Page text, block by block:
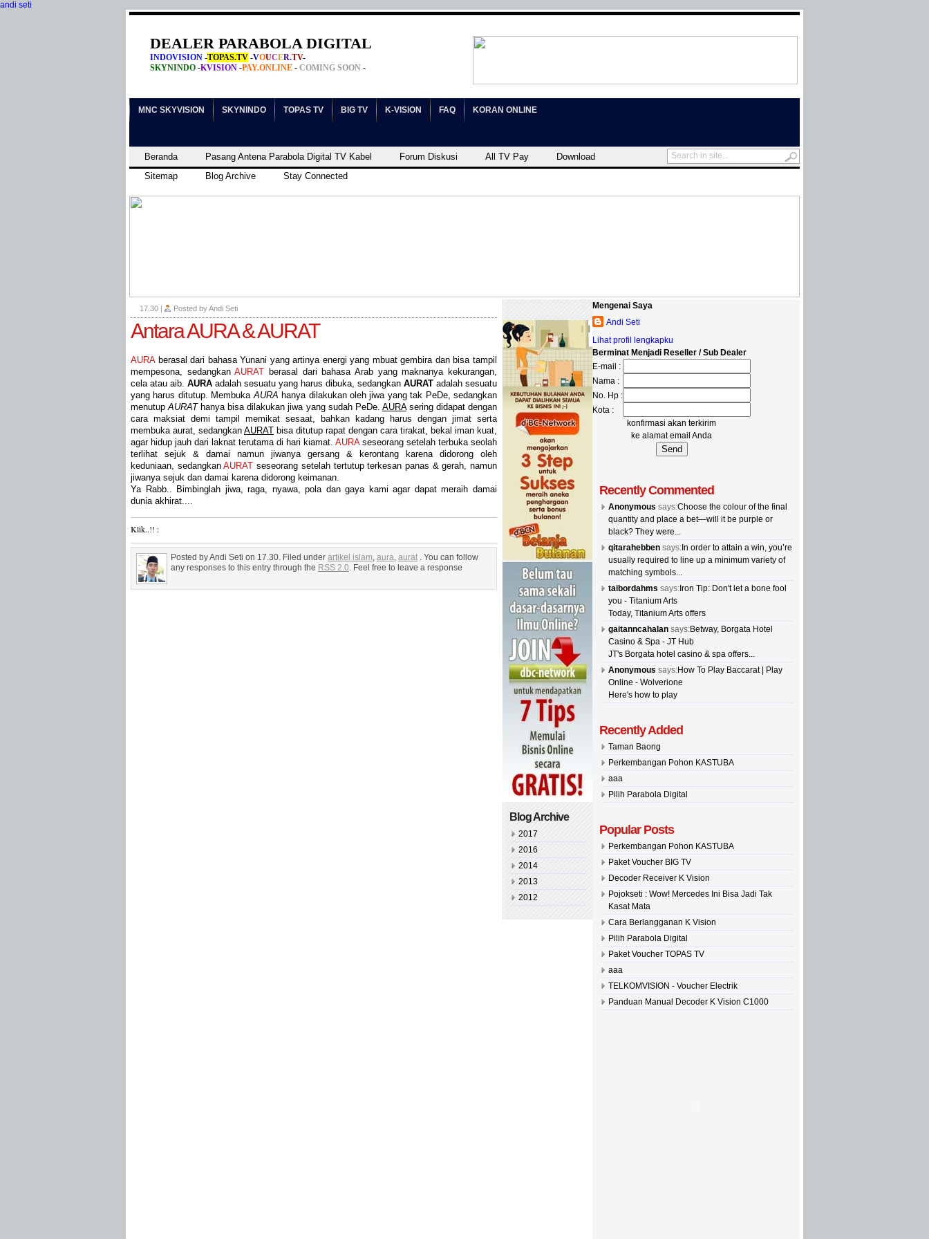
andi seti
DEALER PARABOLA DIGITAL
INDOVISION -TOPAS.TV -VOUCER.TV-
SKYNINDO -KVISION -PAY.ONLINE - COMING SOON -
MNC SKYVISION SKYNINDO TOPAS TV BIG TV K-VISION FAQ KORAN ONLINE
Beranda Pasang Antena Parabola Digital TV Kabel Forum Diskusi All TV Pay
Download
Sitemap
Blog Archive Stay Connected
17.30 | Posted by Andi Seti
Antara AURA & AURAT
AURAberasal dari bahasa Yunani yang artinya energi yang mbuat gembira dan bisa tampil
mempesona, sedangkanAURAT berasal dari bahasa Arab yang maknanya kekurangan,
cela atau aib. AURA adalah sesuatu yang harus dibuka, sedangkan AURAT adalah sesuatu
yang harus ditutup. MembukaAURA hanya dilakukan oleh jiwa yang tak PeDe, sedangkan
menutupAURAThanya bisa dilakukan jiwa yang sudah PeDe. AURAsering didapat dengan
cara maksiat demi tampil memikat sesaat, bahkan kadang harus dengan jimat serta
membuka aurat, sedangkan AURAT bisa ditutup rapat dengan cara tirakat, bekal iman kuat,
agar hidup jauh dari laknat terutama di hari kiamat. AURAseseorang setelah terbuka seolah
terlihat sejuk & damai namun jiwanya gersang & kerontang karena didorong oleh
keduniaan, sedangkanAURAT seseorang setelah tertutup terkesan panas & gerah, namun
jiwanya sejuk dan damai karena didorong keimanan.
Ya Rabb.. Bimbinglah jiwa, raga, nyawa, pola dan gaya kami agar dapat meraih damai
dunia akhirat....
Klik..!! :
Posted by Andi Seti on 17.30. Filed under artikel islam, aura, aurat . You can follow
any responses to this entry through the RSS 2.0. Feel free to leave a response
Blog Archive
2017
2016
2014
2013
2012
Mengenai Saya
Andi Seti
Lihat profil lengkapku
Berminat Menjadi Reseller / Sub Dealer
E-mail :
Nama :
No. Hp :
Kota :
konfirmasi akan terkirim
ke alamat email Anda
Recently Commented
Anonymous says:Choose the colour of the final
quantity and place a bet—will it be purple or
black? They were...
qitarahebben says: In order to attain a win, you’re
usually required to line up a minimum variety of
matching symbols...
taibordahms says: Iron Tip: Don't let a bone fool
you - Titanium Arts
Today, Titanium Arts offers
gaitanncahalan says:Betway, Borgata Hotel
Casino & Spa - JT Hub
JT's Borgata hotel casino & spa offers...
Anonymous says:How To Play Baccarat | Play
Online - Wolverione
Here's how to play
Recently Added
Taman Baong
Perkembangan Pohon KASTUBA
aaa
Pilih Parabola Digital
Popular Posts
Perkembangan Pohon KASTUBA
Paket Voucher BIG TV
Decoder Receiver K Vision
Pojokseti : Wow! Mercedes Ini Bisa Jadi Tak
Kasat Mata
Cara Berlangganan K Vision
Pilih Parabola Digital
Paket Voucher TOPAS TV
aaa
TELKOMVISION - Voucher Electrik
Panduan Manual Decoder K Vision C1000